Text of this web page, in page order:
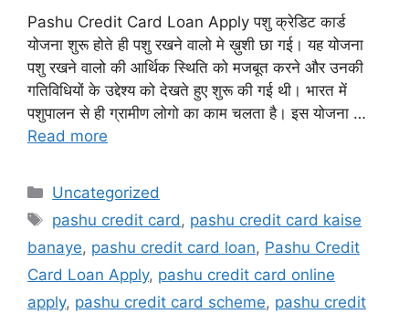
Pashu Credit Card Loan Apply पशु क्रेडिट कार्ड
योजना शुरू होते ही पशु रखने वालो मे ख़ुशी छा गई। यह योजना
पशु रखने वालो की आर्थिक स्थिति को मजबूत करने और उनकी
गतिविधियों के उद्देश्य को देखते हुए शुरू की गई थी। भारत में
पशुपालन से ही ग्रामीण लोगो का काम चलता है। इस योजना …
Read more
Categories
Uncategorized
Tags
pashu credit card , pashu credit card kaise
banaye, pashu credit card loan, Pashu Credit
Card Loan Apply, pashu credit card online
apply, pashu credit card scheme, pashu credit